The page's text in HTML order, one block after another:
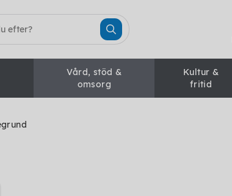
Vård, stöd &
omsorg
Kultur &
fritid